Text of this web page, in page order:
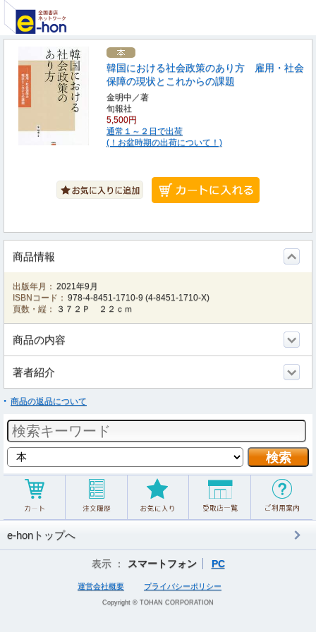
韓国における社会政策のあり方 雇用・社会
保障の現状とこれからの課題
金明中／著
旬報社
5,500円
通常１～２日で出荷
(！お盆時期の出荷について！)
商品情報
出版年月： 2021年9月
ISBNコード： 978-4-8451-1710-9 (4-8451-1710-X)
頁数・縦：
３７２Ｐ ２２ｃｍ
商品の内容
著者紹介
商品の返品について
e-honトップへ
表示 ： スマートフォン PC
運営会社概要 プライバシーポリシー
Copyright © TOHAN CORPORATION